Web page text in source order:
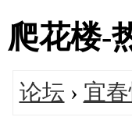
爬花楼-
论坛 › 宜